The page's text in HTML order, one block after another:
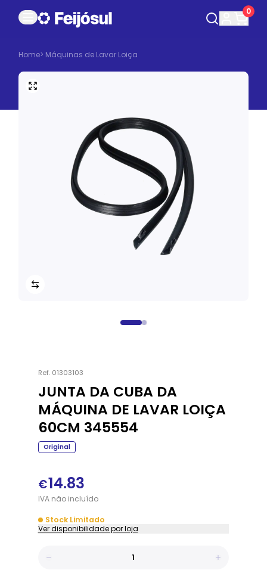
0
Home> Máquinas de Lavar Loiça
Ref. 01303103
JUNTA DA CUBA DA
MÁQUINA DE LAVAR LOIÇA
60CM 345554
Original
€14.83
IVAnãoincluído
Stock Limitado
Ver disponibilidade por loja